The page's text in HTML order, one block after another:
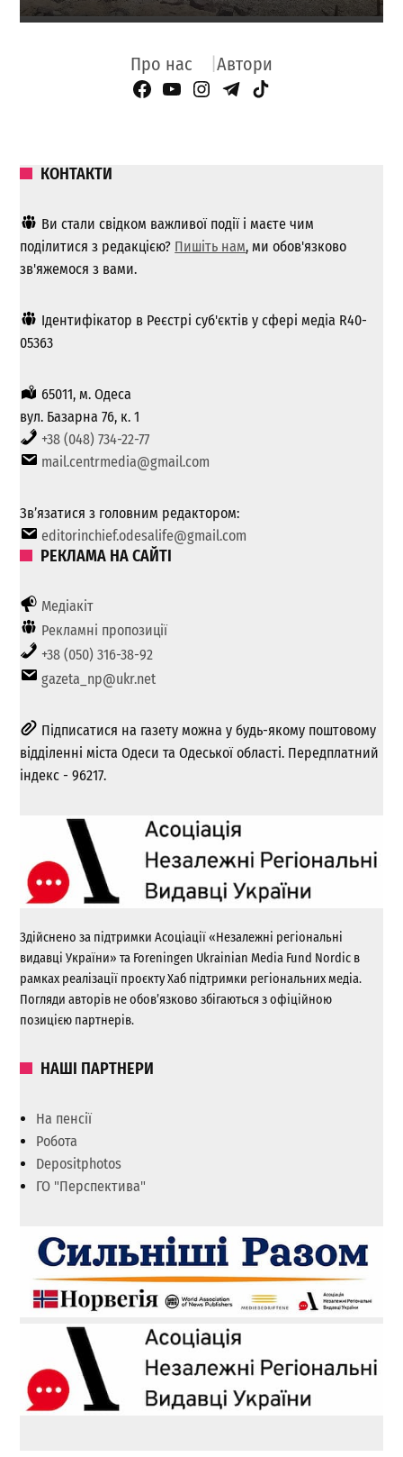
Про нас Автори
Facebook Page
YouTube
Instagram
Telegram
TikTok
КОНТАКТИ
Ви стали свідком важливої ​​події і маєте чим
поділитися з редакцією? Пишіть нам, ми обов'язково
зв'яжемося з вами.
Ідентифікатор в Реєстрі суб'єктів у сфері медіа R40-
05363
65011, м. Одеса
вул. Базарна 76, к. 1
+38 (048) 734-22-77
mail.centrmedia@gmail.com
Зв’язатися з головним редактором:
editorinchief.odesalife@gmail.com
РЕКЛАМА НА САЙТІ
Медіакіт
Рекламні пропозиції
+38 (050) 316-38-92
gazeta_np@ukr.net
Підписатися на газету можна у будь-якому поштовому
відділенні міста Одеси та Одеської області. Передплатний
індекс - 96217.
Здійснено за підтримки Асоціації «Незалежні регіональні
видавці України» та Foreningen Ukrainian Media Fund Nordic в
рамках реалізації проєкту Хаб підтримки регіональних медіа.
Погляди авторів не обов’язково збігаються з офіційною
позицією партнерів.
НАШІ ПАРТНЕРИ
На пенсії
Робота
Depositphotos
ГО "Перспектива"